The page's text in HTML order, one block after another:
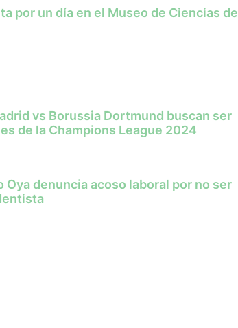
por un día en el Museo de Ciencias de
vs Borussia Dortmund buscan ser
de la Champions League 2024
Oya denuncia acoso laboral por no ser